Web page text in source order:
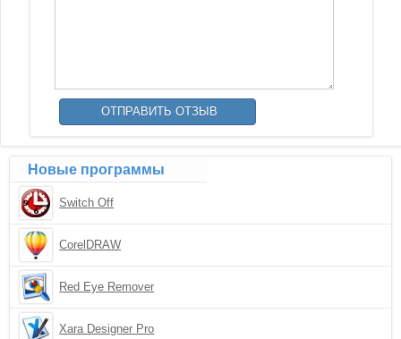
Новые программы
Switch Off
CorelDRAW
Red Eye Remover
Xara Designer Pro